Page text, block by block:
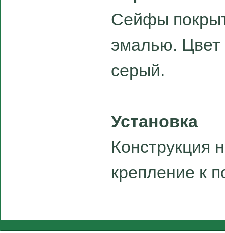
Сейфы
эмалью. Цвет
серый.
Установка
Конструкция
крепление к